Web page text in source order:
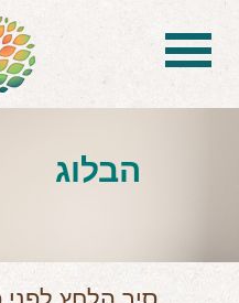
הכל על
הבלוג